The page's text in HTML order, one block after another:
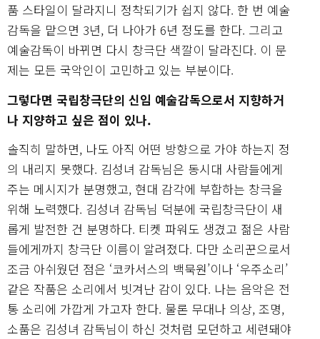
품 스타일이 달라지니 정착되기가 쉽지 않다. 한 번 예술
감독을 맡으면 3년, 더 나아가 6년 정도를 한다. 그리고
예술감독이 바뀌면 다시 창극단 색깔이 달라진다. 이 문
제는 모든 국악인이 고민하고 있는 부분이다.
그렇다면 국립창극단의 신임 예술감독으로서 지향하거
나 지양하고 싶은 점이 있나.
솔직히 말하면, 나도 아직 어떤 방향으로 가야 하는지 정
의 내리지 못했다. 김성녀 감독님은 동시대 사람들에게
주는 메시지가 분명했고, 현대 감각에 부합하는 창극을
위해 노력했다. 김성녀 감독님 덕분에 국립창극단이 새
롭게 발전한 건 분명하다. 티켓 파워도 생겼고 젊은 사람
들에게까지 창극단 이름이 알려졌다. 다만 소리꾼으로서
조금 아쉬웠던 점은 ‘코카서스의 백묵원’이나 ‘우주소리’
같은 작품은 소리에서 빗겨난 감이 있다. 나는 음악은 전
통 소리에 가깝게 가고자 한다. 물론 무대나 의상, 조명,
소품은 김성녀 감독님이 하신 것처럼 모던하고 세련돼야